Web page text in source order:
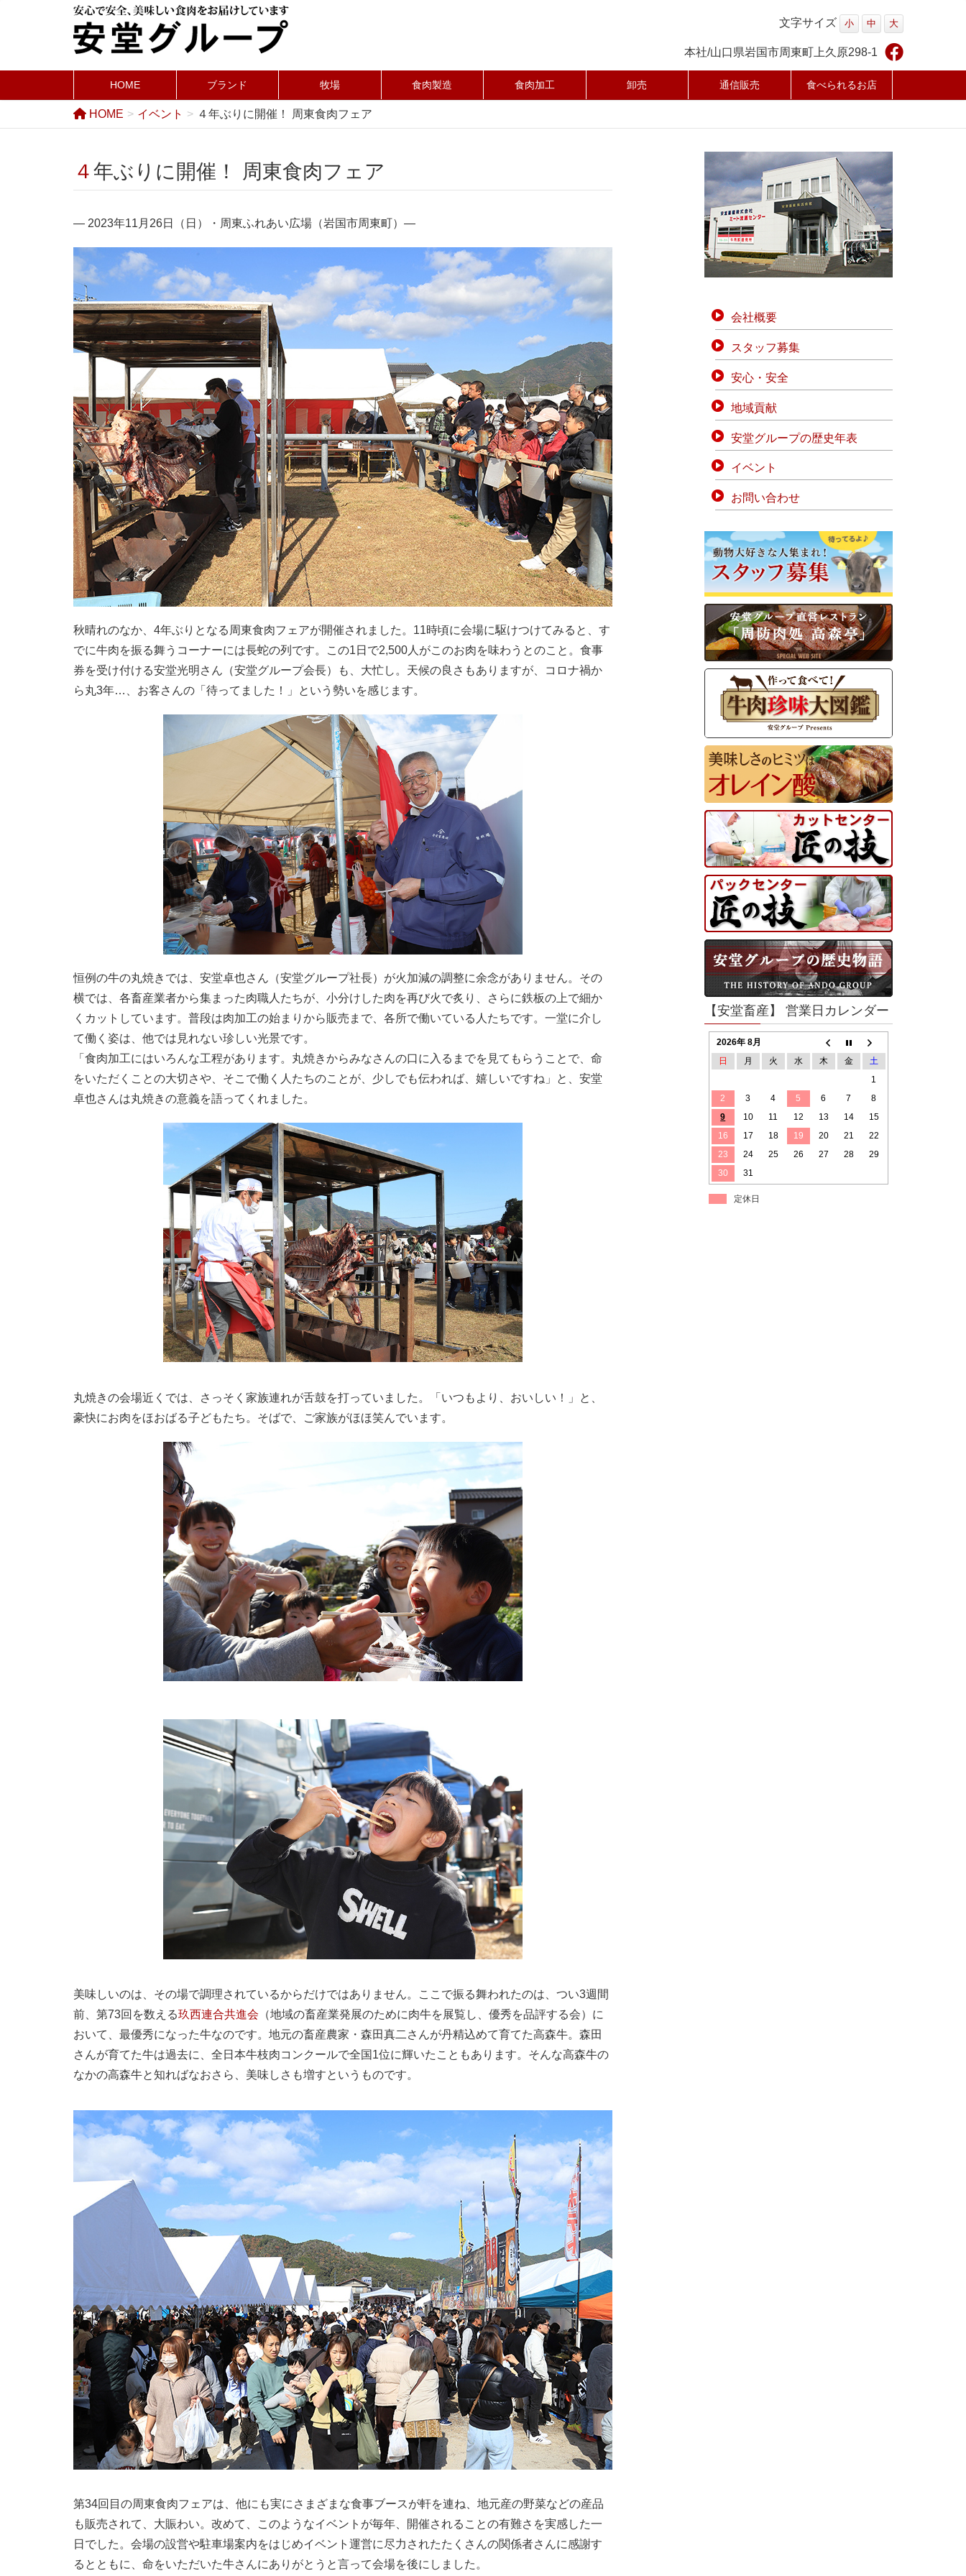
文字サイズ 小 中 大
本社/山口県岩国市周東町上久原298-1
HOME ブランド 牧場 食肉製造 食肉加工 卸売 通信販売 食べられるお店
HOME イベント ４年ぶりに開催！ 周東食肉フェア
４年ぶりに開催！ 周東食肉フェア
― 2023年11月26日（日）・周東ふれあい広場（岩国市周東町）―
秋晴れのなか、4年ぶりとなる周東食肉フェアが開催されました。11時頃に会場に駆けつけてみると、す
でに牛肉を振る舞うコーナーには長蛇の列です。この1日で2,500人がこのお肉を味わうとのこと。食事
券を受け付ける安堂光明さん（安堂グループ会長）も、大忙し。天候の良さもありますが、コロナ禍か
ら丸3年…、お客さんの「待ってました！」という勢いを感じます。
恒例の牛の丸焼きでは、安堂卓也さん（安堂グループ社長）が火加減の調整に余念がありません。その
横では、各畜産業者から集まった肉職人たちが、小分けした肉を再び火で炙り、さらに鉄板の上で細か
くカットしています。普段は肉加工の始まりから販売まで、各所で働いている人たちです。一堂に介し
て働く姿は、他では見れない珍しい光景です。
「食肉加工にはいろんな工程があります。丸焼きからみなさんの口に入るまでを見てもらうことで、命
をいただくことの大切さや、そこで働く人たちのことが、少しでも伝われば、嬉しいですね」と、安堂
卓也さんは丸焼きの意義を語ってくれました。
丸焼きの会場近くでは、さっそく家族連れが舌鼓を打っていました。「いつもより、おいしい！」と、
豪快にお肉をほおばる子どもたち。そばで、ご家族がほほ笑んでいます。
美味しいのは、その場で調理されているからだけではありません。ここで振る舞われたのは、つい3週間
前、第73回を数える玖西連合共進会 （地域の畜産業発展のために肉牛を展覧し、優秀を品評する会）に
おいて、最優秀になった牛なのです。地元の畜産農家・森田真二さんが丹精込めて育てた高森牛。森田
さんが育てた牛は過去に、全日本牛枝肉コンクールで全国1位に輝いたこともあります。そんな高森牛の
なかの高森牛と知ればなおさら、美味しさも増すというものです。
第34回目の周東食肉フェアは、他にも実にさまざまな食事ブースが軒を連ね、地元産の野菜などの産品
も販売されて、大賑わい。改めて、このようなイベントが毎年、開催されることの有難さを実感した一
日でした。会場の設営や駐車場案内をはじめイベント運営に尽力されたたくさんの関係者さんに感謝す
るとともに、命をいただいた牛さんにありがとうと言って会場を後にしました。
会社概要
スタッフ募集
安心・安全
地域貢献
安堂グループの歴史年表
イベント
お問い合わせ
【安堂畜産】 営業日カレンダー
2026年 8月
日
月 火 水 木 金
土
1
2
3 4 5 6 7
8
9
10 11 12 13 14
15
16
17 18 19 20 21
22
23
24 25 26 27 28
29
30
31
定休日